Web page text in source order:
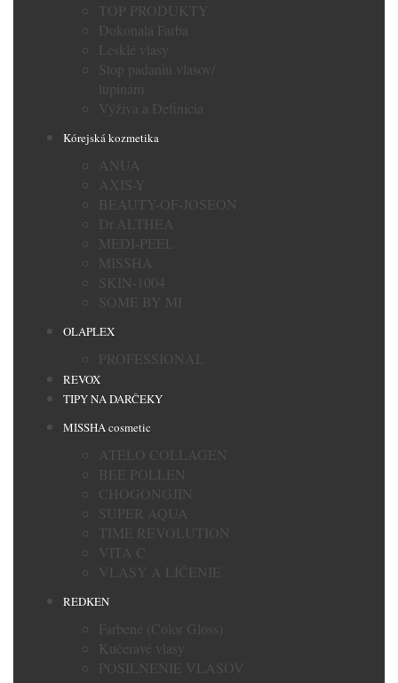
TOP PRODUKTY
Dokonalá Farba
Lesklé vlasy
Stop padaniu vlasov/
lupinám
Výživa a Definícia
Kórejská kozmetika
ANUA
AXIS-Y
BEAUTY-OF-JOSEON
Dr.ALTHEA
MEDI-PEEL
MISSHA
SKIN-1004
SOME BY MI
OLAPLEX
PROFESSIONAL
REVOX
TIPY NA DARČEKY
MISSHA cosmetic
ATELO COLLAGEN
BEE POLLEN
CHOGONGJIN
SUPER AQUA
TIME REVOLUTION
VITA C
VLASY A LÍČENIE
REDKEN
Farbené (Color Gloss)
Kučeravé vlasy
POSILNENIE VLASOV